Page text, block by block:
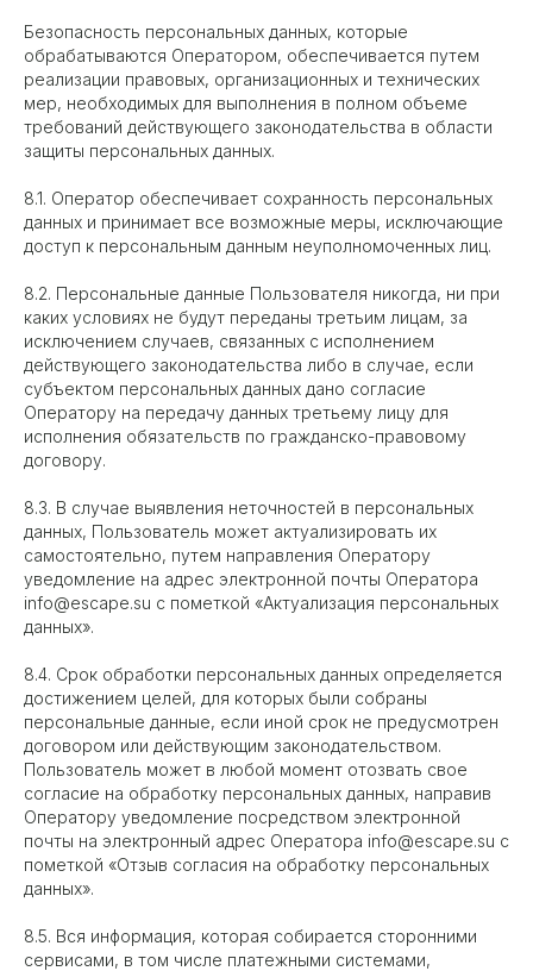
Безопасность персональных данных, которые
обрабатываются Оператором, обеспечивается путем
реализации правовых, организационных и технических
мер, необходимых для выполнения в полном объеме
требований действующего законодательства в области
защиты персональных данных.
8.1. Оператор обеспечивает сохранность персональных
данных и принимает все возможные меры, исключающие
доступ к персональным данным неуполномоченных лиц.
8.2. Персональные данные Пользователя никогда, ни при
каких условиях не будут переданы третьим лицам, за
исключением случаев, связанных с исполнением
действующего законодательства либо в случае, если
субъектом персональных данных дано согласие
Оператору на передачу данных третьему лицу для
исполнения обязательств по гражданско-правовому
договору.
8.3. В случае выявления неточностей в персональных
данных, Пользователь может актуализировать их
самостоятельно, путем направления Оператору
уведомление на адрес электронной почты Оператора
info@escape.su с пометкой «Актуализация персональных
данных».
8.4. Срок обработки персональных данных определяется
достижением целей, для которых были собраны
персональные данные, если иной срок не предусмотрен
договором или действующим законодательством.
Пользователь может в любой момент отозвать свое
согласие на обработку персональных данных, направив
Оператору уведомление посредством электронной
почты на электронный адрес Оператора info@escape.su с
пометкой «Отзыв согласия на обработку персональных
данных».
8.5. Вся информация, которая собирается сторонними
сервисами, в том числе платежными системами,